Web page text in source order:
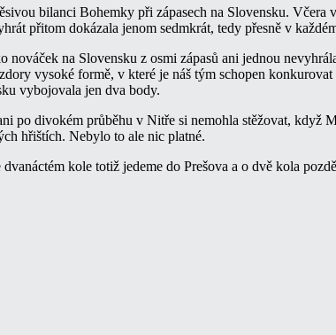
bilanci Bohemky při zápasech na Slovensku. Včera
přitom dokázala jenom sedmkrát, tedy přesně v
nováček na Slovensku z osmi zápasů ani jednou
vysoké formě, v které je náš tým schopen
vybojovala jen dva body.
po divokém průběhu v Nitře si nemohla stěžovat, když
hřištích. Nebylo to ale nic platné.
kole totiž jedeme do Prešova a o dvě kola